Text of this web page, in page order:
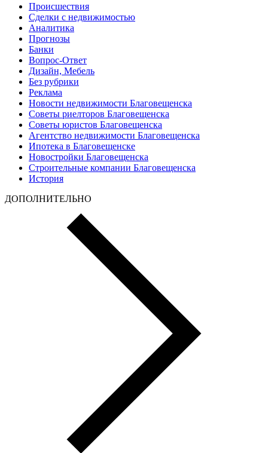
Происшествия
Сделки с недвижимостью
Аналитика
Прогнозы
Банки
Вопрос-Ответ
Дизайн, Мебель
Без рубрики
Реклама
Новости недвижимости Благовещенска
Советы риелторов Благовещенска
Советы юристов Благовещенска
Агентство недвижимости Благовещенска
Ипотека в Благовещенске
Новостройки Благовещенска
Строительные компании Благовещенска
История
ДОПОЛНИТЕЛЬНО